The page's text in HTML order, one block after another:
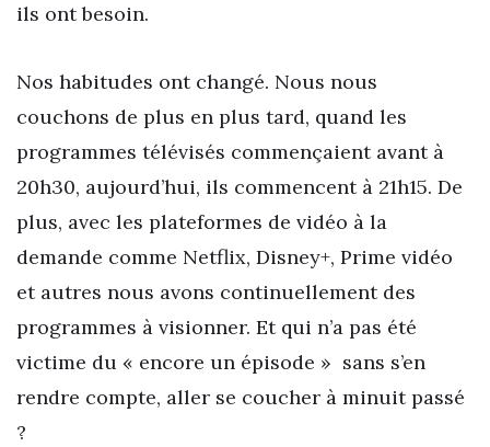
ils ont besoin.
Nos habitudes ont changé. Nous nous
couchons de plus en plus tard, quand les
programmes télévisés commençaient avant à
20h30, aujourd’hui, ils commencent à 21h15. De
plus, avec les plateformes de vidéo à la
demande comme Netflix, Disney+, Prime vidéo
et autres nous avons continuellement des
programmes à visionner. Et qui n’a pas été
victime du « encore un épisode » sans s’en
rendre compte, aller se coucher à minuit passé
?